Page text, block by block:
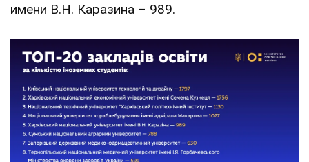
имени В.Н. Каразина – 989.